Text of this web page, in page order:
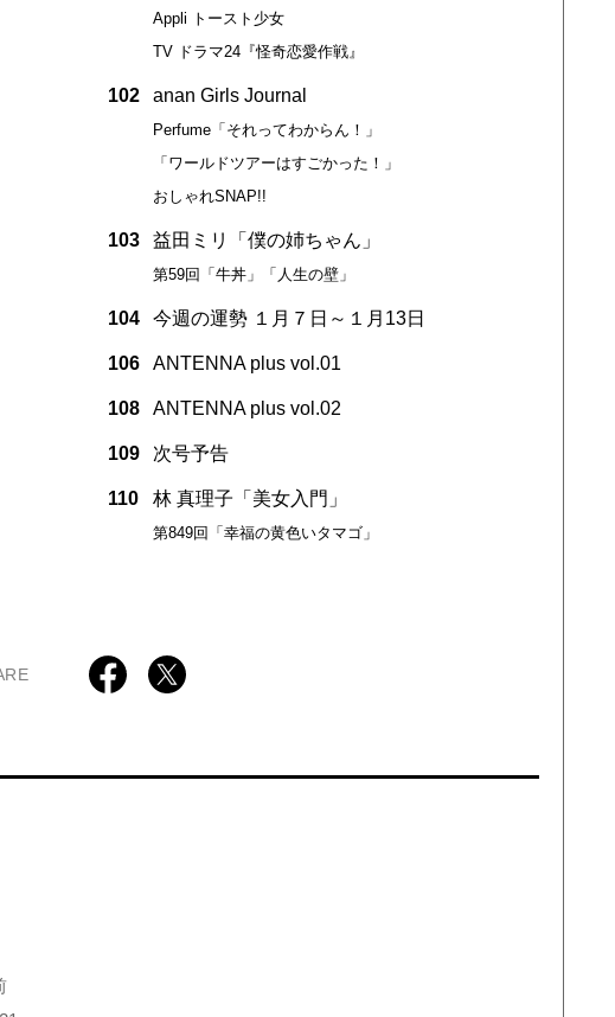
Appli トースト少女
TV ドラマ24『怪奇恋愛作戦』
102 anan Girls Journal
Perfume「それってわからん！」
「ワールドツアーはすごかった！」
おしゃれSNAP!!
103 益田ミリ「僕の姉ちゃん」
第59回「牛丼」「人生の壁」
104 今週の運勢 １月７日～１月13日
106 ANTENNA plus vol.01
108 ANTENNA plus vol.02
109 次号予告
110 林 真理子「美女入門」
第849回「幸福の黄色いタマゴ」